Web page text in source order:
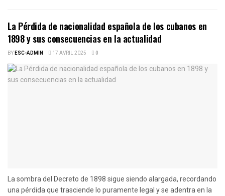
La Pérdida de nacionalidad española de los cubanos en
1898 y sus consecuencias en la actualidad
BYESC-ADMIN 17 AVRIL 2025 0
La sombra del Decreto de 1898 sigue siendo alargada, recordando
una pérdida que trasciende lo puramente legal y se adentra en la